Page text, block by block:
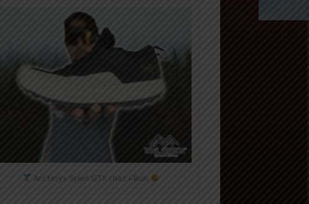
Arc'teryx Sylan GTX chez i-Run